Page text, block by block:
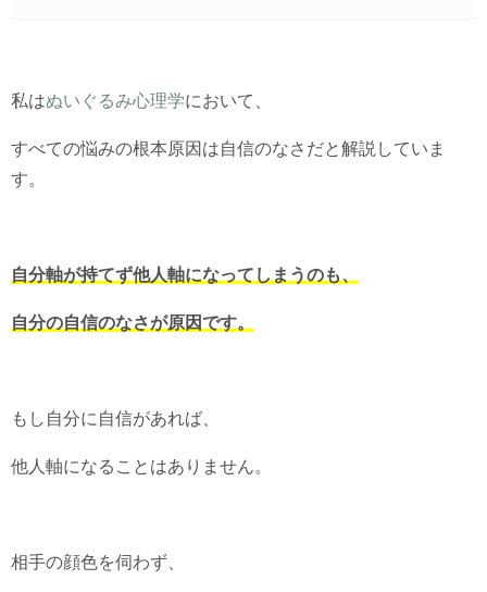
私はぬいぐるみ心理学において、
すべての悩みの根本原因は自信のなさだと解説していま
す。
自分軸が持てず他人軸になってしまうのも、
自分の自信のなさが原因です。
もし自分に自信があれば、
他人軸になることはありません。
相手の顔色を伺わず、